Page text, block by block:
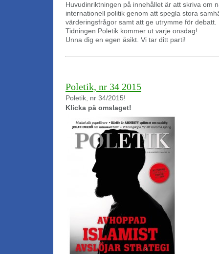
Huvudinriktningen på innehållet är att skriva om
internationell politik genom att spegla stora
värderingsfrågor samt att ge utrymme för debatt.
Tidningen Poletik kommer ut varje onsdag!
Unna dig en egen åsikt. Vi tar ditt parti!
Poletik, nr 34 2015
Poletik, nr 34/2015!
Klicka på omslaget!